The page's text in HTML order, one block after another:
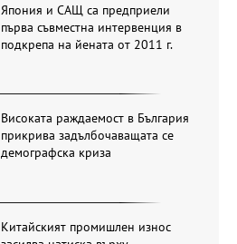
Япония и САЩ са предприели
първа съвместна интервенция в
подкрепа на йената от 2011 г.
Високата раждаемост в България
прикрива задълбочаващата се
демографска криза
Китайският промишлен износ